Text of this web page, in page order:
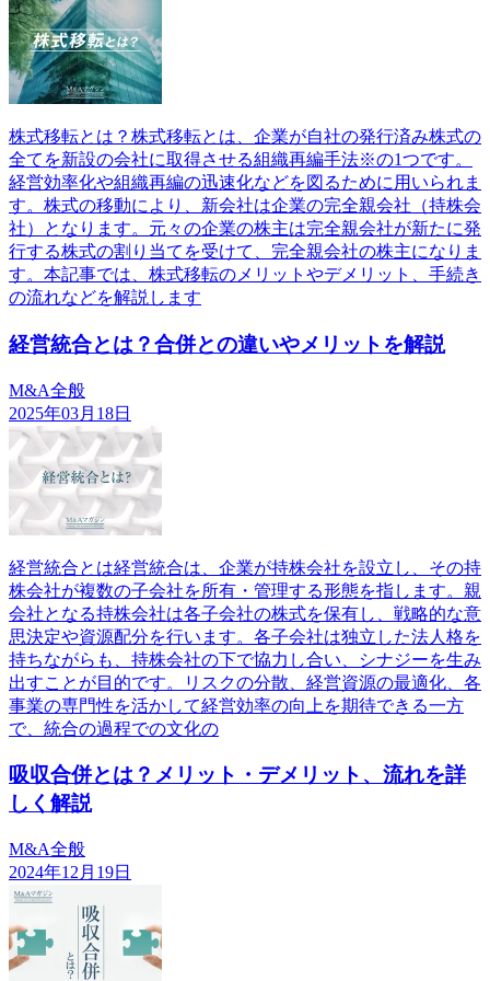
株式移転とは？株式移転とは、企業が自社の発行済み株式の
全てを新設の会社に取得させる組織再編手法※の1つです。
経営効率化や組織再編の迅速化などを図るために用いられま
す。株式の移動により、新会社は企業の完全親会社（持株会
社）となります。元々の企業の株主は完全親会社が新たに発
行する株式の割り当てを受けて、完全親会社の株主になりま
す。本記事では、株式移転のメリットやデメリット、手続き
の流れなどを解説します
経営統合とは？合併との違いやメリットを解説
M&A全般
2025年03月18日
経営統合とは経営統合は、企業が持株会社を設立し、その持
株会社が複数の子会社を所有・管理する形態を指します。親
会社となる持株会社は各子会社の株式を保有し、戦略的な意
思決定や資源配分を行います。各子会社は独立した法人格を
持ちながらも、持株会社の下で協力し合い、シナジーを生み
出すことが目的です。リスクの分散、経営資源の最適化、各
事業の専門性を活かして経営効率の向上を期待できる一方
で、統合の過程での文化の
吸収合併とは？メリット・デメリット、流れを詳
しく解説
M&A全般
2024年12月19日